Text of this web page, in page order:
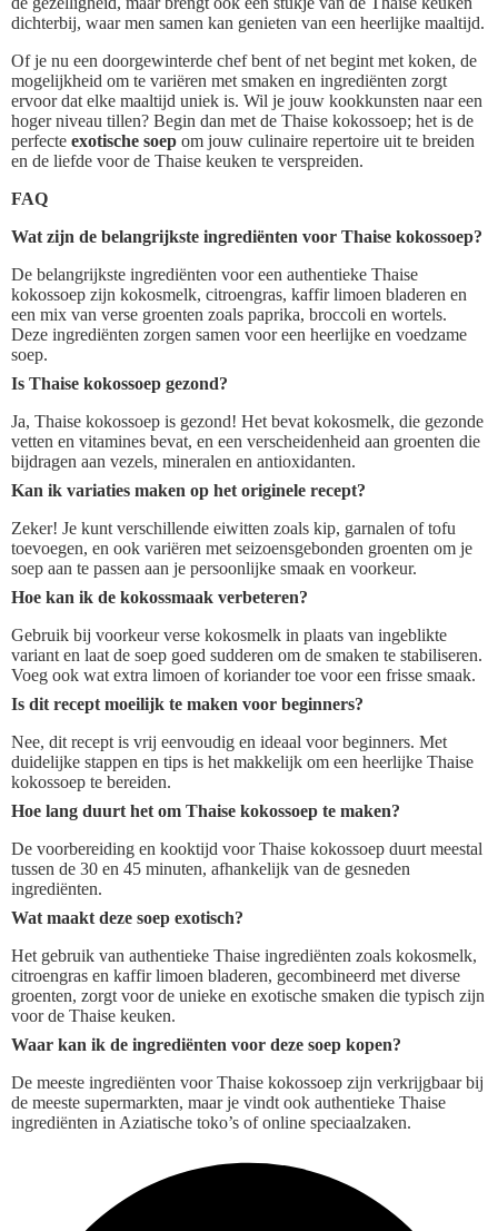
dichterbij, waar men samen kan genieten van een heerlijke maaltijd.
Of je nu een doorgewinterde chef bent of net begint met koken, de
mogelijkheid om te variëren met smaken en ingrediënten zorgt
ervoor dat elke maaltijd uniek is. Wil je jouw kookkunsten naar een
hoger niveau tillen? Begin dan met de Thaise kokossoep; het is de
perfecte exotische soep om jouw culinaire repertoire uit te breiden
en de liefde voor de Thaise keuken te verspreiden.
FAQ
Wat zijn de belangrijkste ingrediënten voor Thaise kokossoep?
De belangrijkste ingrediënten voor een authentieke Thaise
kokossoep zijn kokosmelk, citroengras, kaffir limoen bladeren en
een mix van verse groenten zoals paprika, broccoli en wortels.
Deze ingrediënten zorgen samen voor een heerlijke en voedzame
soep.
Is Thaise kokossoep gezond?
Ja, Thaise kokossoep is gezond! Het bevat kokosmelk, die gezonde
vetten en vitamines bevat, en een verscheidenheid aan groenten die
bijdragen aan vezels, mineralen en antioxidanten.
Kan ik variaties maken op het originele recept?
Zeker! Je kunt verschillende eiwitten zoals kip, garnalen of tofu
toevoegen, en ook variëren met seizoensgebonden groenten om je
soep aan te passen aan je persoonlijke smaak en voorkeur.
Hoe kan ik de kokossmaak verbeteren?
Gebruik bij voorkeur verse kokosmelk in plaats van ingeblikte
variant en laat de soep goed sudderen om de smaken te stabiliseren.
Voeg ook wat extra limoen of koriander toe voor een frisse smaak.
Is dit recept moeilijk te maken voor beginners?
Nee, dit recept is vrij eenvoudig en ideaal voor beginners. Met
duidelijke stappen en tips is het makkelijk om een heerlijke Thaise
kokossoep te bereiden.
Hoe lang duurt het om Thaise kokossoep te maken?
De voorbereiding en kooktijd voor Thaise kokossoep duurt meestal
tussen de 30 en 45 minuten, afhankelijk van de gesneden
ingrediënten.
Wat maakt deze soep exotisch?
Het gebruik van authentieke Thaise ingrediënten zoals kokosmelk,
citroengras en kaffir limoen bladeren, gecombineerd met diverse
groenten, zorgt voor de unieke en exotische smaken die typisch zijn
voor de Thaise keuken.
Waar kan ik de ingrediënten voor deze soep kopen?
De meeste ingrediënten voor Thaise kokossoep zijn verkrijgbaar bij
de meeste supermarkten, maar je vindt ook authentieke Thaise
ingrediënten in Aziatische toko’s of online speciaalzaken.